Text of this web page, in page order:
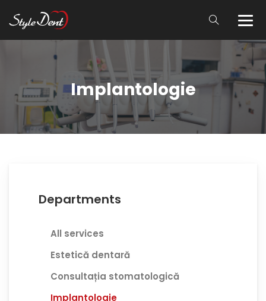
Implantologie
Departments
All services
Estetică dentară
Consultația stomatologică
Implantologie